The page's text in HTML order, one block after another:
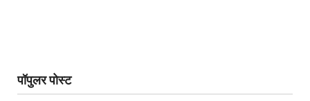
पॉपुलर पोस्ट